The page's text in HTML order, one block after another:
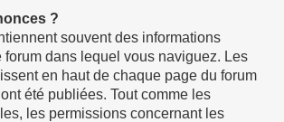
?
souvent des informations
forum dans lequel vous naviguez. Les
en haut de chaque page du forum
été publiées. Tout comme les
les permissions concernant les